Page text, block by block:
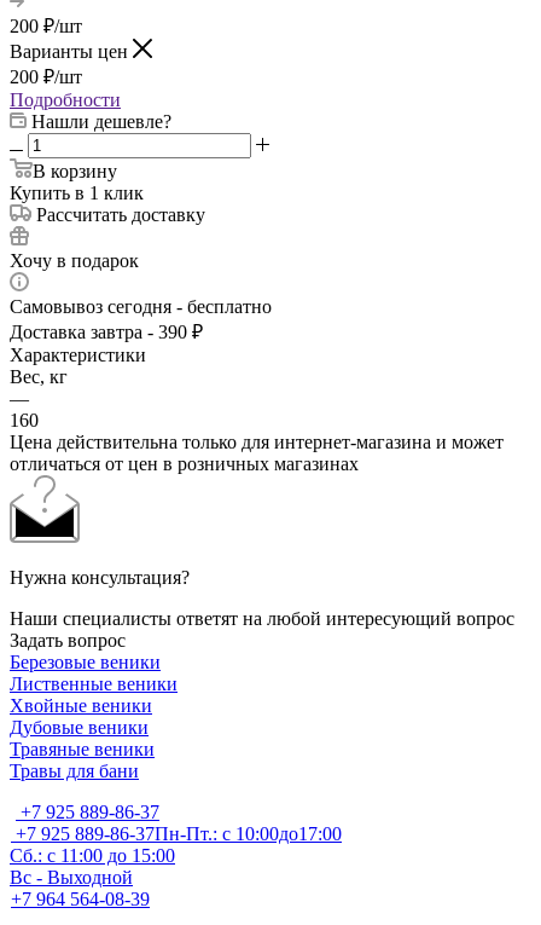
200 ₽/шт
Варианты цен
200 ₽/шт
Подробности
Нашли дешевле?
В корзину
Купить в 1 клик
Рассчитать доставку
Хочу в подарок
Самовывоз сегодня - бесплатно
Доставка завтра - 390 ₽
Характеристики
Вес, кг
—
160
Цена действительна только для интернет-магазина и может
отличаться от цен в розничных магазинах
Нужна консультация?
Наши специалисты ответят на любой интересующий вопрос
Задать вопрос
Березовые веники
Лиственные веники
Хвойные веники
Дубовые веники
Травяные веники
Травы для бани
+7 925 889-86-37
+7 925 889-86-37Пн-Пт.: с 10:00до17:00
Сб.: с 11:00 до 15:00
Вс - Выходной
+7 964 564-08-39